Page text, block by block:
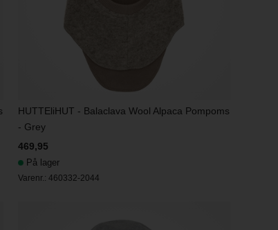
HUTTEliHUT - Balaclava Wool Alpaca Pompoms
- Grey
469,95
På lager
Varenr.:460332-2044